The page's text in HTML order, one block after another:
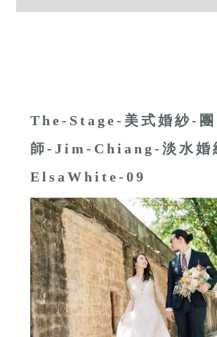
The-Stage-美式婚紗-團
師-Jim-Chiang-淡水婚
ElsaWhite-09